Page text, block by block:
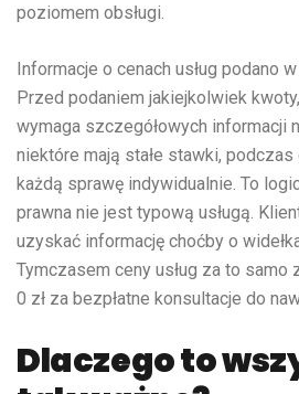
poziomem obsługi.
Informacje o cenach usług podano
Przed podaniem jakiejkolwiek
wymaga szczegółowych informacji
niektóre mają stałe stawki,
każdą sprawę indywidualnie. To
prawna nie jest typową usługą.
uzyskać informację choćby o
Tymczasem ceny usług za to samo
0 zł za bezpłatne konsultacje do
Dlaczego to